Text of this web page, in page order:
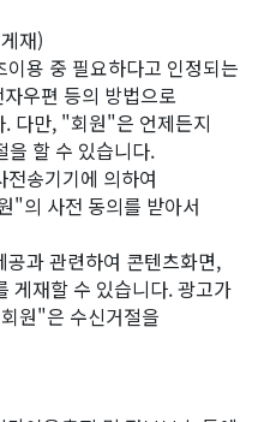
재)
용 중 필요하다고 인정되는
우편 등의 방법으로
다만, "회원"은 언제든지
을 할 수 있습니다.
송기기에 의하여
"의 사전 동의를 받아서
과 관련하여 콘텐츠화면,
게재할 수 있습니다. 광고가
원"은 수신거절을